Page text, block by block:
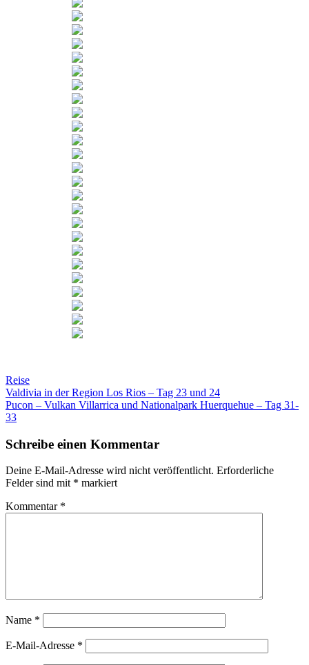
Reise
Beitragsnavigation
Valdivia in der Region Los Rios – Tag 23 und 24
Pucon – Vulkan Villarrica und Nationalpark Huerquehue – Tag 31-
33
Schreibe einen Kommentar
Deine E-Mail-Adresse wird nicht veröffentlicht. Erforderliche
Felder sind mit * markiert
Kommentar *
Name *
E-Mail-Adresse *